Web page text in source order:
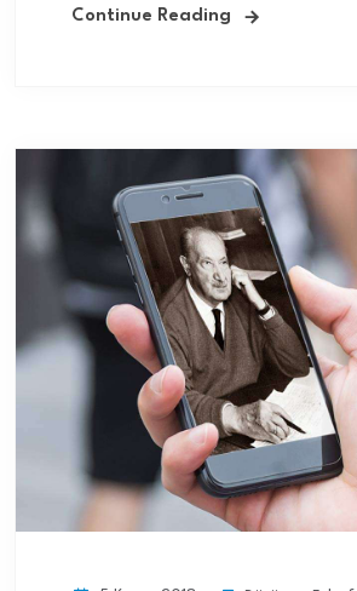
Continue Reading